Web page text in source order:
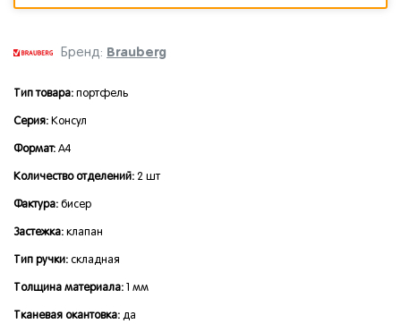
Бренд: Brauberg
Тип товара: портфель
Серия: Консул
Формат: А4
Количество отделений: 2 шт
Фактура: бисер
Застежка: клапан
Тип ручки: складная
Толщина материала: 1 мм
Тканевая окантовка: да